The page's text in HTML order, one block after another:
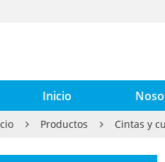
Inicio
Productos Cintas y